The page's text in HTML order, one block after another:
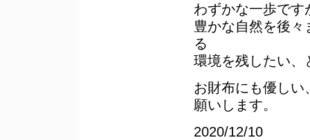
わずかな一歩で
豊かな自然を後
る
環境を残したい、
お財布にも優し
願いします。
2020/12/10